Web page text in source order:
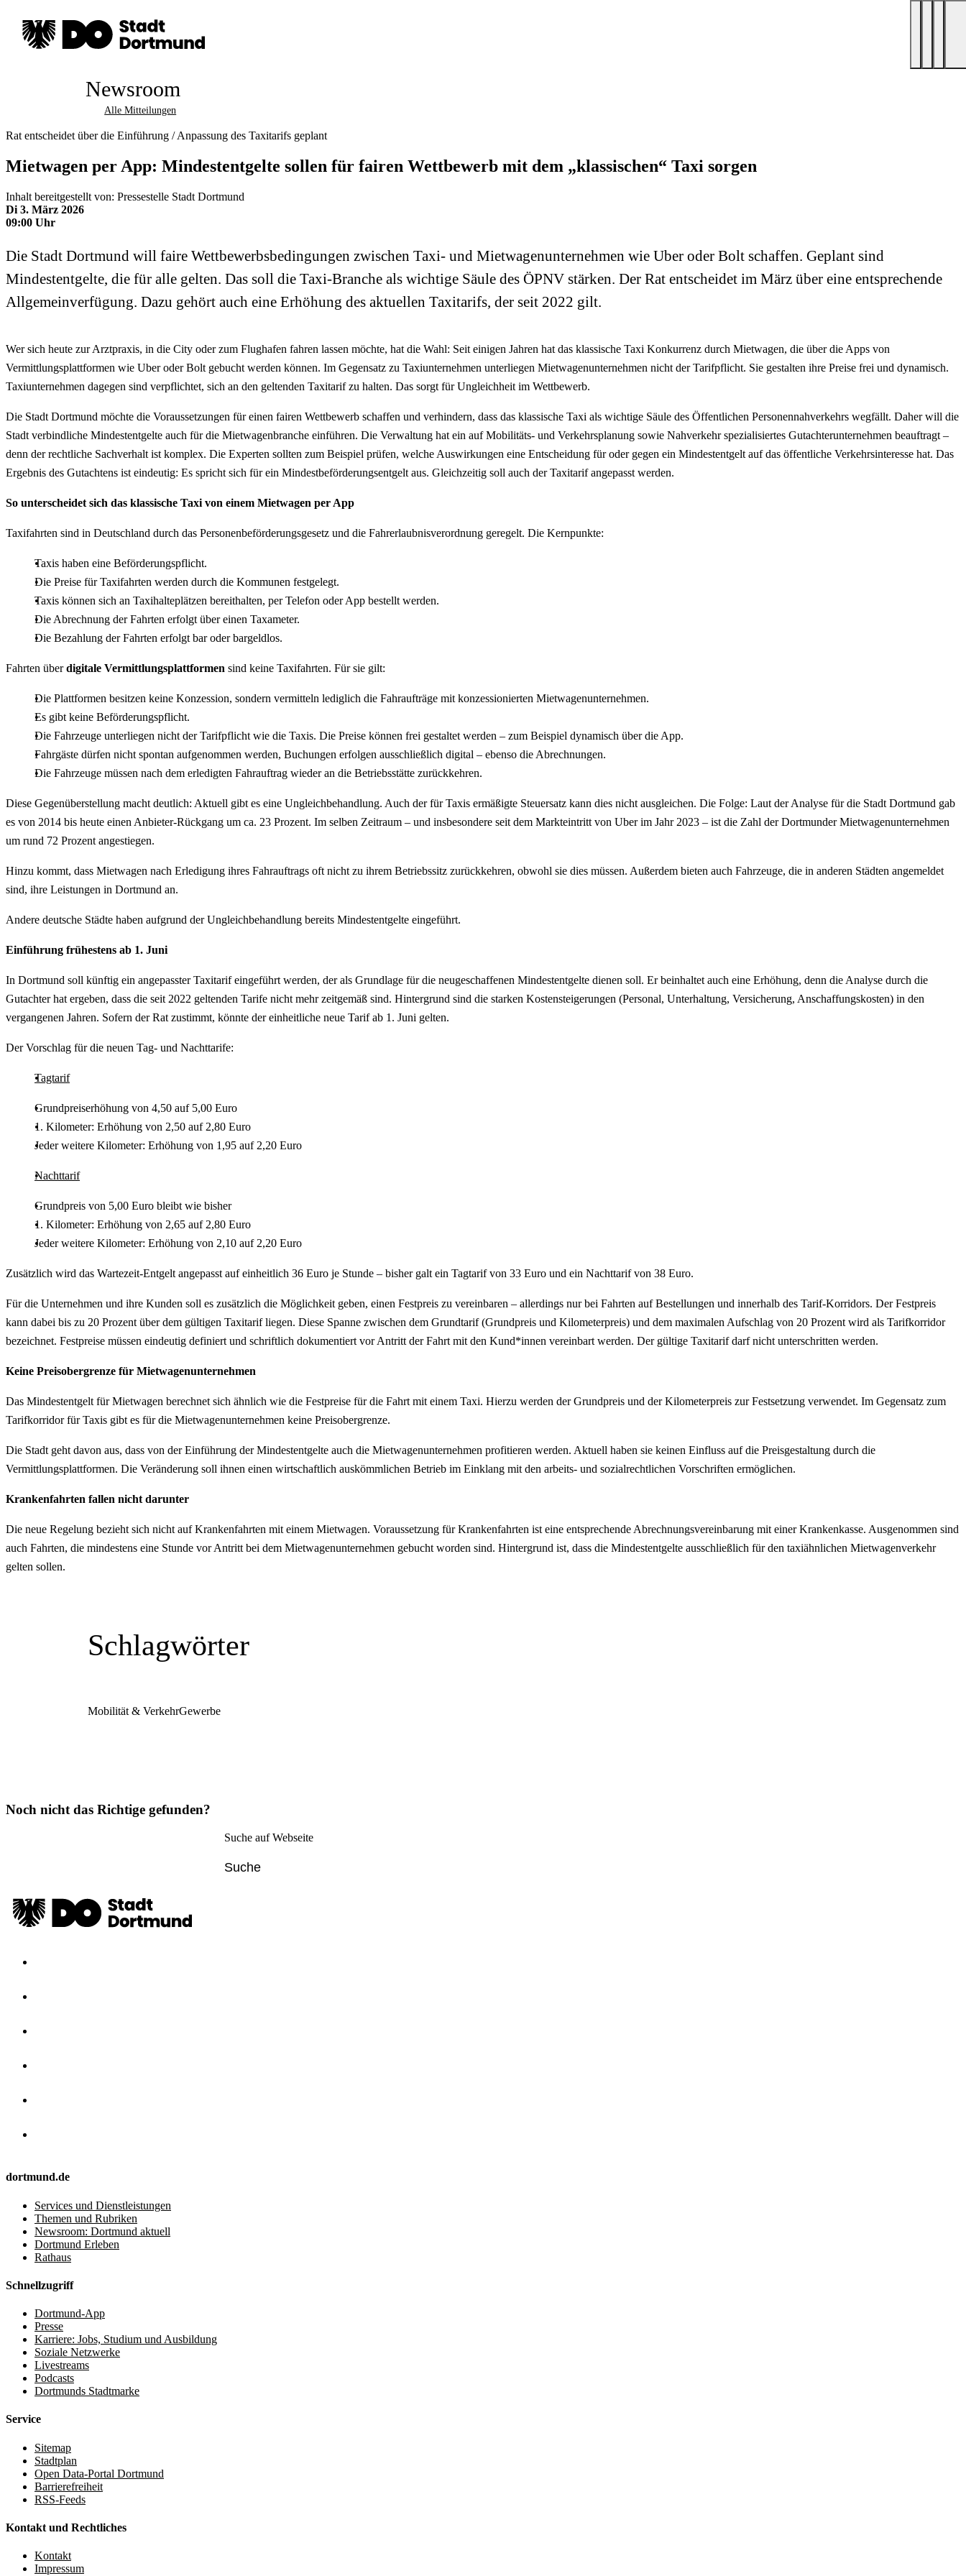
Newsroom
Alle Mitteilungen
Rat entscheidet über die Einführung / Anpassung des Taxitarifs geplant
Mietwagen per App: Mindestentgelte sollen für fairen Wettbewerb mit dem „klassischen“ Taxi sorgen
Inhalt bereitgestellt von: Pressestelle Stadt Dortmund
Di 3. März 2026
09:00 Uhr
Die Stadt Dortmund will faire Wettbewerbsbedingungen zwischen Taxi- und Mietwagenunternehmen wie Uber oder Bolt schaffen. Geplant sind
Mindestentgelte, die für alle gelten. Das soll die Taxi-Branche als wichtige Säule des ÖPNV stärken. Der Rat entscheidet im März über eine entsprechende
Allgemeinverfügung. Dazu gehört auch eine Erhöhung des aktuellen Taxitarifs, der seit 2022 gilt.
Wer sich heute zur Arztpraxis, in die City oder zum Flughafen fahren lassen möchte, hat die Wahl: Seit einigen Jahren hat das klassische Taxi Konkurrenz durch Mietwagen, die über die Apps von
Vermittlungsplattformen wie Uber oder Bolt gebucht werden können. Im Gegensatz zu Taxiunternehmen unterliegen Mietwagenunternehmen nicht der Tarifpflicht. Sie gestalten ihre Preise frei und dynamisch.
Taxiunternehmen dagegen sind verpflichtet, sich an den geltenden Taxitarif zu halten. Das sorgt für Ungleichheit im Wettbewerb.
Die Stadt Dortmund möchte die Voraussetzungen für einen fairen Wettbewerb schaffen und verhindern, dass das klassische Taxi als wichtige Säule des Öffentlichen Personennahverkehrs wegfällt. Daher will die
Stadt verbindliche Mindestentgelte auch für die Mietwagenbranche einführen. Die Verwaltung hat ein auf Mobilitäts- und Verkehrsplanung sowie Nahverkehr spezialisiertes Gutachterunternehmen beauftragt –
denn der rechtliche Sachverhalt ist komplex. Die Experten sollten zum Beispiel prüfen, welche Auswirkungen eine Entscheidung für oder gegen ein Mindestentgelt auf das öffentliche Verkehrsinteresse hat. Das
Ergebnis des Gutachtens ist eindeutig: Es spricht sich für ein Mindestbeförderungsentgelt aus. Gleichzeitig soll auch der Taxitarif angepasst werden.
So unterscheidet sich das klassische Taxi von einem Mietwagen per App
Taxifahrten sind in Deutschland durch das Personenbeförderungsgesetz und die Fahrerlaubnisverordnung geregelt. Die Kernpunkte:
Taxis haben eine Beförderungspflicht.
Die Preise für Taxifahrten werden durch die Kommunen festgelegt.
Taxis können sich an Taxihalteplätzen bereithalten, per Telefon oder App bestellt werden.
Die Abrechnung der Fahrten erfolgt über einen Taxameter.
Die Bezahlung der Fahrten erfolgt bar oder bargeldlos.
Fahrten überdigitale Vermittlungsplattformen sind keine Taxifahrten. Für sie gilt:
Die Plattformen besitzen keine Konzession, sondern vermitteln lediglich die Fahraufträge mit konzessionierten Mietwagenunternehmen.
Es gibt keine Beförderungspflicht.
Die Fahrzeuge unterliegen nicht der Tarifpflicht wie die Taxis. Die Preise können frei gestaltet werden – zum Beispiel dynamisch über die App.
Fahrgäste dürfen nicht spontan aufgenommen werden, Buchungen erfolgen ausschließlich digital – ebenso die Abrechnungen.
Die Fahrzeuge müssen nach dem erledigten Fahrauftrag wieder an die Betriebsstätte zurückkehren.
Diese Gegenüberstellung macht deutlich: Aktuell gibt es eine Ungleichbehandlung. Auch der für Taxis ermäßigte Steuersatz kann dies nicht ausgleichen. Die Folge: Laut der Analyse für die Stadt Dortmund gab
es von 2014 bis heute einen Anbieter-Rückgang um ca. 23 Prozent. Im selben Zeitraum – und insbesondere seit dem Markteintritt von Uber im Jahr 2023 – ist die Zahl der Dortmunder Mietwagenunternehmen
um rund 72 Prozent angestiegen.
Hinzu kommt, dass Mietwagen nach Erledigung ihres Fahrauftrags oft nicht zu ihrem Betriebssitz zurückkehren, obwohl sie dies müssen. Außerdem bieten auch Fahrzeuge, die in anderen Städten angemeldet
sind, ihre Leistungen in Dortmund an.
Andere deutsche Städte haben aufgrund der Ungleichbehandlung bereits Mindestentgelte eingeführt.
Einführung frühestens ab 1. Juni
In Dortmund soll künftig ein angepasster Taxitarif eingeführt werden, der als Grundlage für die neugeschaffenen Mindestentgelte dienen soll. Er beinhaltet auch eine Erhöhung, denn die Analyse durch die
Gutachter hat ergeben, dass die seit 2022 geltenden Tarife nicht mehr zeitgemäß sind. Hintergrund sind die starken Kostensteigerungen (Personal, Unterhaltung, Versicherung, Anschaffungskosten) in den
vergangenen Jahren. Sofern der Rat zustimmt, könnte der einheitliche neue Tarif ab 1. Juni gelten.
Der Vorschlag für die neuen Tag- und Nachttarife:
Tagtarif
Grundpreiserhöhung von 4,50 auf 5,00 Euro
1. Kilometer: Erhöhung von 2,50 auf 2,80 Euro
Jeder weitere Kilometer: Erhöhung von 1,95 auf 2,20 Euro
Nachttarif
Grundpreis von 5,00 Euro bleibt wie bisher
1. Kilometer: Erhöhung von 2,65 auf 2,80 Euro
Jeder weitere Kilometer: Erhöhung von 2,10 auf 2,20 Euro
Zusätzlich wird das Wartezeit-Entgelt angepasst auf einheitlich 36 Euro je Stunde – bisher galt ein Tagtarif von 33 Euro und ein Nachttarif von 38 Euro.
Für die Unternehmen und ihre Kunden soll es zusätzlich die Möglichkeit geben, einen Festpreis zu vereinbaren – allerdings nur bei Fahrten auf Bestellungen und innerhalb des Tarif-Korridors. Der Festpreis
kann dabei bis zu 20 Prozent über dem gültigen Taxitarif liegen. Diese Spanne zwischen dem Grundtarif (Grundpreis und Kilometerpreis) und dem maximalen Aufschlag von 20 Prozent wird als Tarifkorridor
bezeichnet. Festpreise müssen eindeutig definiert und schriftlich dokumentiert vor Antritt der Fahrt mit den Kund*innen vereinbart werden. Der gültige Taxitarif darf nicht unterschritten werden.
Keine Preisobergrenze für Mietwagenunternehmen
Das Mindestentgelt für Mietwagen berechnet sich ähnlich wie die Festpreise für die Fahrt mit einem Taxi. Hierzu werden der Grundpreis und der Kilometerpreis zur Festsetzung verwendet. Im Gegensatz zum
Tarifkorridor für Taxis gibt es für die Mietwagenunternehmen keine Preisobergrenze.
Die Stadt geht davon aus, dass von der Einführung der Mindestentgelte auch die Mietwagenunternehmen profitieren werden. Aktuell haben sie keinen Einfluss auf die Preisgestaltung durch die
Vermittlungsplattformen. Die Veränderung soll ihnen einen wirtschaftlich auskömmlichen Betrieb im Einklang mit den arbeits- und sozialrechtlichen Vorschriften ermöglichen.
Krankenfahrten fallen nicht darunter
Die neue Regelung bezieht sich nicht auf Krankenfahrten mit einem Mietwagen. Voraussetzung für Krankenfahrten ist eine entsprechende Abrechnungsvereinbarung mit einer Krankenkasse. Ausgenommen sind
auch Fahrten, die mindestens eine Stunde vor Antritt bei dem Mietwagenunternehmen gebucht worden sind. Hintergrund ist, dass die Mindestentgelte ausschließlich für den taxiähnlichen Mietwagenverkehr
gelten sollen.
Schlagwörter
Mobilität & VerkehrGewerbe
Noch nicht das Richtige gefunden?
Suche auf Webseite
dortmund.de
Services und Dienstleistungen
Themen und Rubriken
Newsroom: Dortmund aktuell
Dortmund Erleben
Rathaus
Schnellzugriff
Dortmund-App
Presse
Karriere: Jobs, Studium und Ausbildung
Soziale Netzwerke
Livestreams
Podcasts
Dortmunds Stadtmarke
Service
Sitemap
Stadtplan
Open Data-Portal Dortmund
Barrierefreiheit
RSS-Feeds
Kontakt und Rechtliches
Kontakt
Impressum